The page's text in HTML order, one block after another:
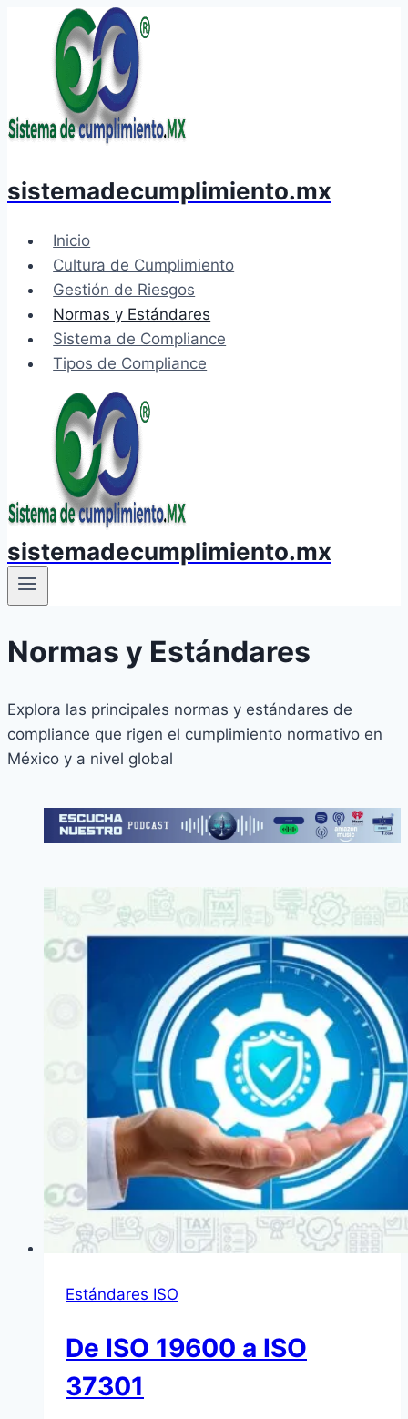
contenido
sistemadecumplimiento.mx
Inicio
Cultura de Cumplimiento
Gestión de Riesgos
Normas y Estándares
Sistema de Compliance
Tipos de Compliance
sistemadecumplimiento.mx
Normas y Estándares
Explora las principales normas y estándares de
compliance que rigen el cumplimiento normativo en
México y a nivel global
Estándares ISO
De ISO 19600 a ISO
37301